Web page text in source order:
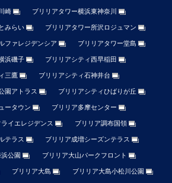
崎 ブリリアタワー横浜東神奈川
みらい ブリリアタワー所沢ロジュマン
ファレジデンシア ブリリアタワー堂島
浜磯子 ブリリアシティ西早稲田
三鷹 ブリリアシティ石神井台
園アトラス ブリリアシティひばりが丘
ータウン ブリリア多摩センター
イエレジデンス ブリリア調布国領
テラス ブリリア成増シーズンテラス
公園 ブリリア大山パークフロント
ブリリア大島 ブリリア大島小松川公園